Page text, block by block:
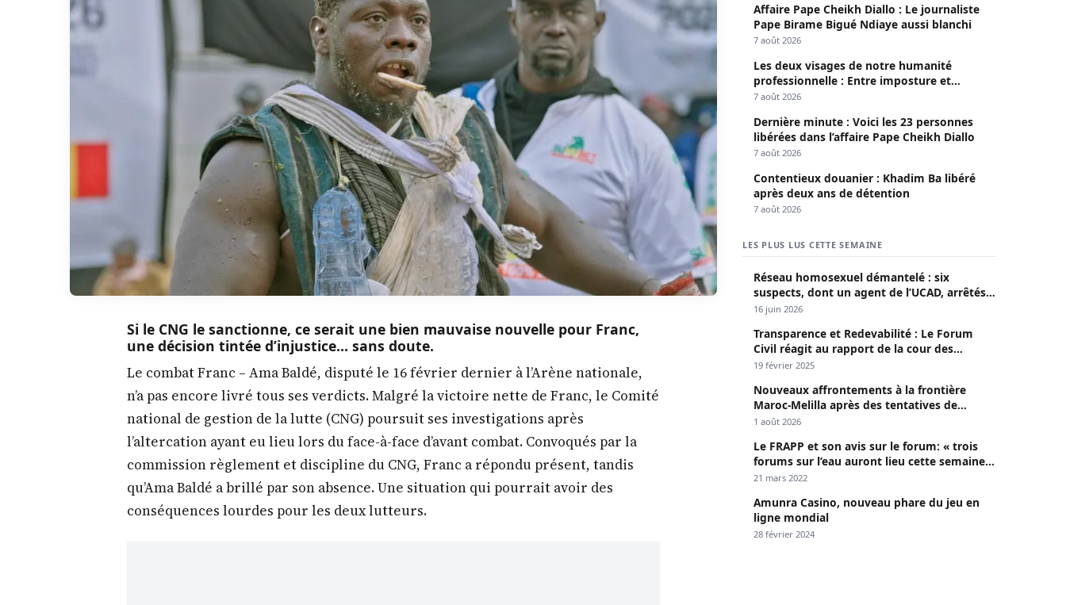
Si le CNG le sanctionne, ce serait une bien mauvaise nouvelle pour Franc,
une décision tintée d’injustice… sans doute.
Le combat Franc – Ama Baldé, disputé le 16 février dernier à l’Arène nationale,
n’a pas encore livré tous ses verdicts. Malgré la victoire nette de Franc, le Comité
national de gestion de la lutte (CNG) poursuit ses investigations après
l’altercation ayant eu lieu lors du face-à-face d’avant combat. Convoqués par la
commission règlement et discipline du CNG, Franc a répondu présent, tandis
qu’Ama Baldé a brillé par son absence. Une situation qui pourrait avoir des
conséquences lourdes pour les deux lutteurs.
Affaire Pape Cheikh Diallo : Le journaliste
Pape Birame Bigué Ndiaye aussi blanchi
7 août 2026
Les deux visages de notre humanité
professionnelle : Entre imposture et
héroïsme silencieux (Par Pr Moussa Seydi)
7 août 2026
Dernière minute : Voici les 23 personnes
libérées dans l’affaire Pape Cheikh Diallo
7 août 2026
Contentieux douanier : Khadim Ba libéré
après deux ans de détention
7 août 2026
LES PLUS LUS CETTE SEMAINE
Réseau homosexuel démantelé : six
suspects, dont un agent de l’UCAD, arrêtés à
Keur Massar ; l’un avoue avoir propagé le
16 juin 2026
Transparence et Redevabilité : Le Forum
Civil réagit au rapport de la cour des
comptes
19 février 2025
Nouveaux affrontements à la frontière
Maroc-Melilla après des tentatives de
passage
1 août 2026
Le FRAPP et son avis sur le forum: « trois
forums sur l’eau auront lieu cette semaine à
Dakar »
21 mars 2022
Amunra Casino, nouveau phare du jeu en
ligne mondial
28 février 2024